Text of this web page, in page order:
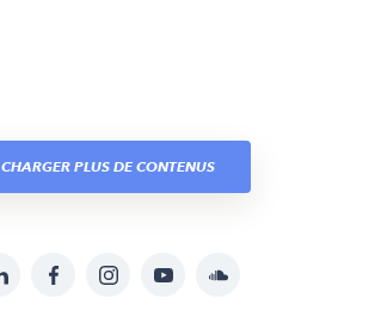
CHARGER PLUS DE CONTENUS
LinkedInFacebookInstagramYouTubeSoundcloud